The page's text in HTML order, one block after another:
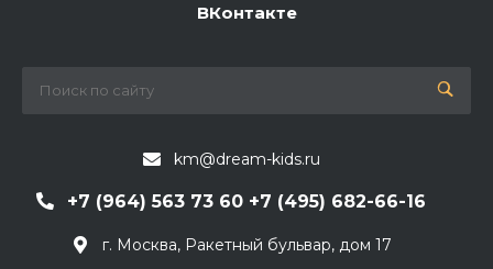
ВКонтакте
km@dream-kids.ru
+7 (964) 563 73 60 +7 (495) 682-66-16
г. Москва, Ракетный бульвар, дом 17